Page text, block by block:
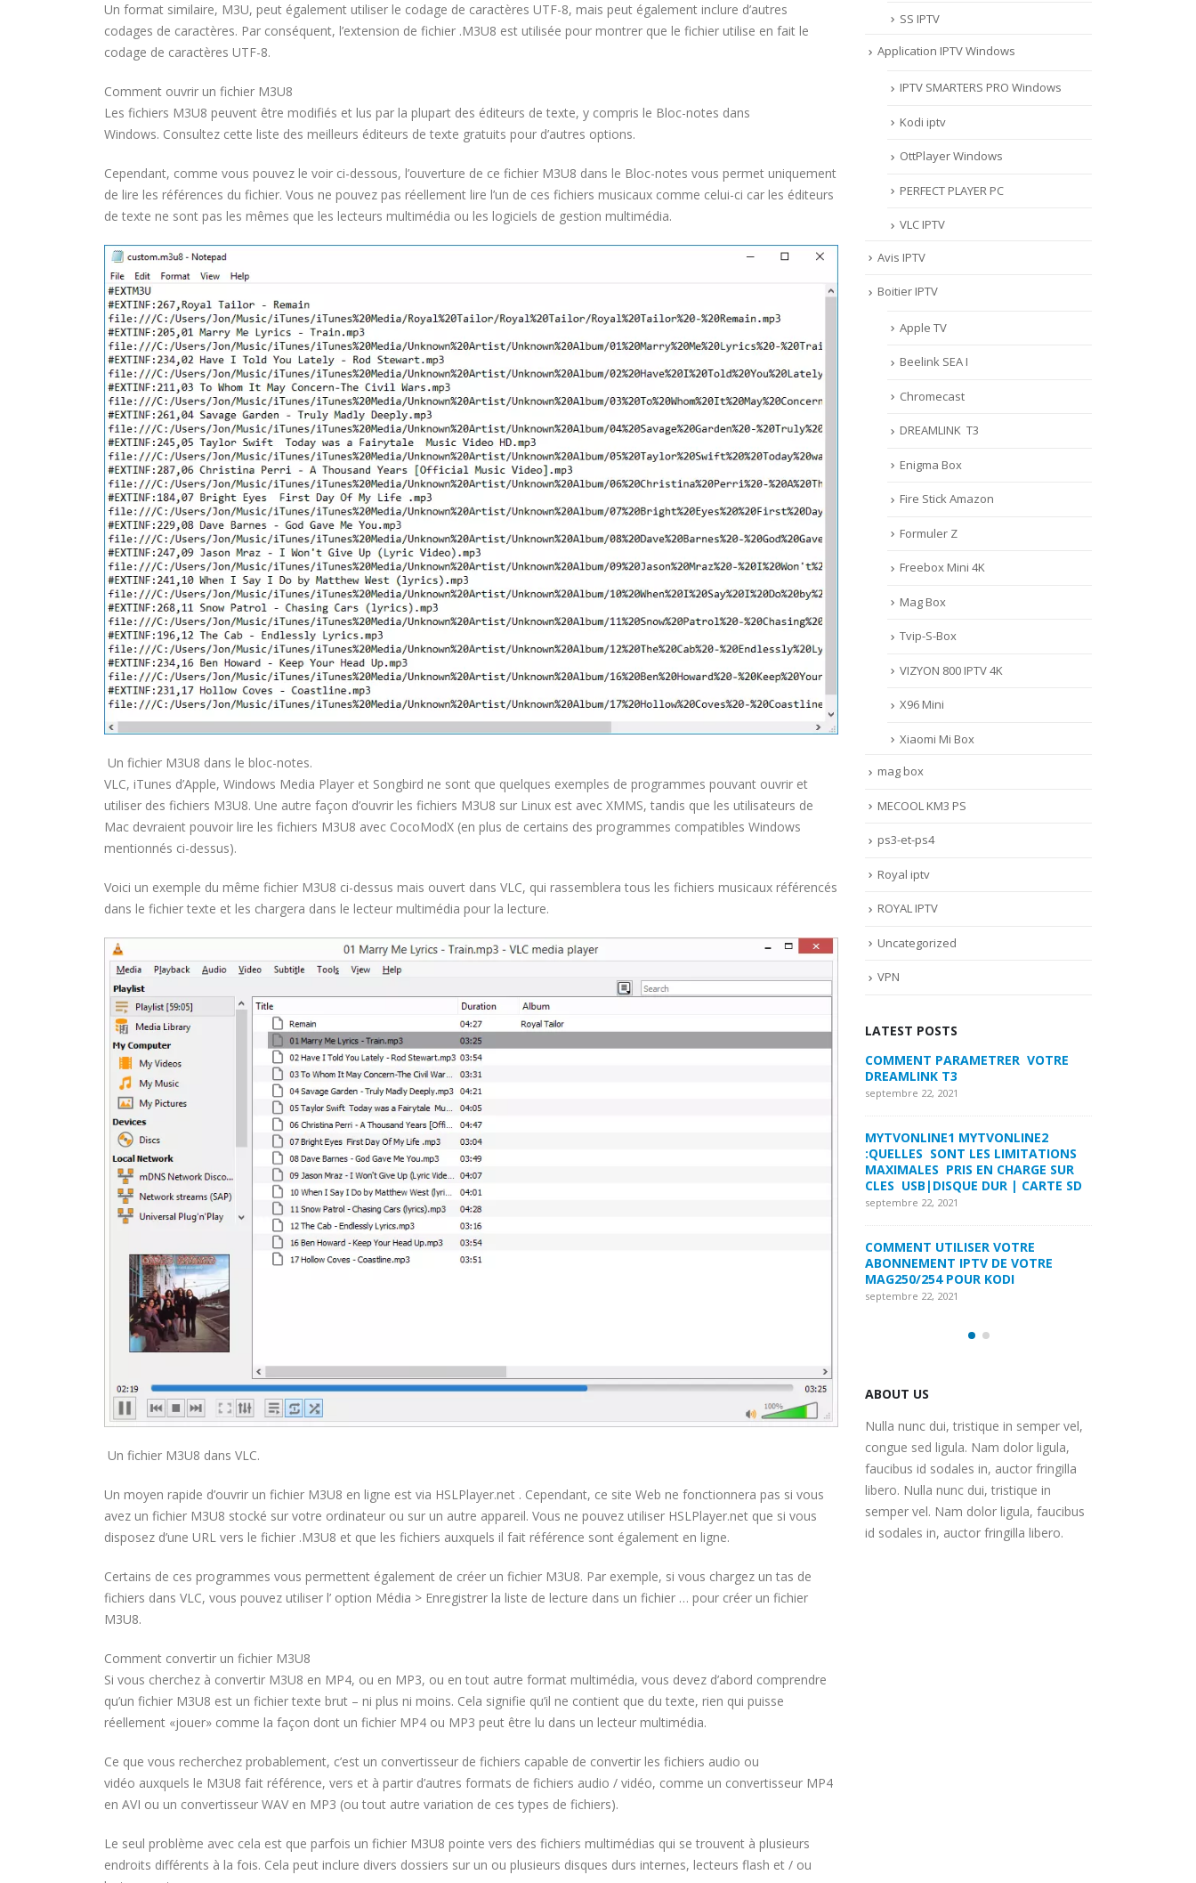
Un format similaire, M3U, peut également utiliser le codage de caractères UTF-8, mais peut également inclure d’autres
codages de caractères. Par conséquent, l’extension de fichier .M3U8 est utilisée pour montrer que le fichier utilise en fait le
codage de caractères UTF-8.
Comment ouvrir un fichier M3U8
Les fichiers M3U8 peuvent être modifiés et lus par la plupart des éditeurs de texte, y compris le Bloc-notes dans
Windows. Consultez cette liste des meilleurs éditeurs de texte gratuits pour d’autres options.
Cependant, comme vous pouvez le voir ci-dessous, l’ouverture de ce fichier M3U8 dans le Bloc-notes vous permet uniquement
de lire les références du fichier. Vous ne pouvez pas réellement lire l’un de ces fichiers musicaux comme celui-ci car les éditeurs
de texte ne sont pas les mêmes que les lecteurs multimédia ou les logiciels de gestion multimédia.
Un fichier M3U8 dans le bloc-notes.
VLC, iTunes d’Apple, Windows Media Player et Songbird ne sont que quelques exemples de programmes pouvant ouvrir et
utiliser des fichiers M3U8. Une autre façon d’ouvrir les fichiers M3U8 sur Linux est avec XMMS, tandis que les utilisateurs de
Mac devraient pouvoir lire les fichiers M3U8 avec CocoModX (en plus de certains des programmes compatibles Windows
mentionnés ci-dessus).
Voici un exemple du même fichier M3U8 ci-dessus mais ouvert dans VLC, qui rassemblera tous les fichiers musicaux référencés
dans le fichier texte et les chargera dans le lecteur multimédia pour la lecture.
Un fichier M3U8 dans VLC.
Un moyen rapide d’ouvrir un fichier M3U8 en ligne est via HSLPlayer.net . Cependant, ce site Web ne fonctionnera pas si vous
avez un fichier M3U8 stocké sur votre ordinateur ou sur un autre appareil. Vous ne pouvez utiliser HSLPlayer.net que si vous
disposez d’une URL vers le fichier .M3U8 et que les fichiers auxquels il fait référence sont également en ligne.
Certains de ces programmes vous permettent également de créer un fichier M3U8. Par exemple, si vous chargez un tas de
fichiers dans VLC, vous pouvez utiliser l’ option Média > Enregistrer la liste de lecture dans un fichier … pour créer un fichier
M3U8.
Comment convertir un fichier M3U8
Si vous cherchez à convertir M3U8 en MP4, ou en MP3, ou en tout autre format multimédia, vous devez d’abord comprendre
qu’un fichier M3U8 est un fichier texte brut – ni plus ni moins. Cela signifie qu’il ne contient que du texte, rien qui puisse
réellement «jouer» comme la façon dont un fichier MP4 ou MP3 peut être lu dans un lecteur multimédia.
Ce que vous recherchez probablement, c’est un convertisseur de fichiers capable de convertir les fichiers audio ou
vidéo auxquels le M3U8 fait référence, vers et à partir d’autres formats de fichiers audio / vidéo, comme un convertisseur MP4
en AVI ou un convertisseur WAV en MP3 (ou tout autre variation de ces types de fichiers).
Le seul problème avec cela est que parfois un fichier M3U8 pointe vers des fichiers multimédias qui se trouvent à plusieurs
endroits différents à la fois. Cela peut inclure divers dossiers sur un ou plusieurs disques durs internes, lecteurs flash et / ou
SS IPTV
Application IPTV Windows
IPTV SMARTERS PRO Windows
Kodi iptv
OttPlayer Windows
PERFECT PLAYER PC
VLC IPTV
Avis IPTV
Boitier IPTV
Apple TV
Beelink SEA I
Chromecast
DREAMLINK T3
Enigma Box
Fire Stick Amazon
Formuler Z
Freebox Mini 4K
Mag Box
Tvip-S-Box
VIZYON 800 IPTV 4K
X96 Mini
Xiaomi Mi Box
mag box
MECOOL KM3 PS
ps3-et-ps4
Royal iptv
ROYAL IPTV
Uncategorized
VPN
LATEST POSTS
COMMENT PARAMETRER VOTRE
DREAMLINK T3
MYTVONLINE1 MYTVONLINE2
:QUELLES SONT LES LIMITATIONS
MAXIMALES PRIS EN CHARGE SUR
CLES USB|DISQUE DUR | CARTE SD
septembre 22, 2021
COMMENT UTILISER VOTRE
ABONNEMENT IPTV DE VOTRE
MAG250/254 POUR KODI
septembre 22, 2021
MYTVONLINE2 :CONFIGURATION ET
VERROUILLAGE DES FAVORIS AVEC
LA FORMULER Z8 ET Z ALPHA
septembre 22, 2021
COMMENT SUPPRIMER
L’HISTORIQUE DES LISTES DE
SURVEILLANCE VOD?
septembre 22, 2021
FREEBOX : CHANGER DE CANAL WIFI
POUR OPTIMISER VOTRE
MYTVONLINE2 :CONFIGURATION ET
VERROUILLAGE DES FAVORIS AVEC
LA FORMULER Z8 ET Z ALPHA
COMMENT SUPPRIMER
L’HISTORIQUE DES LISTES DE
SURVEILLANCE VOD?
septembre 22, 2021
FREEBOX : CHANGER DE CANAL WIFI
POUR OPTIMISER VOTRE
CONNECTION INTERNET
septembre 22, 2021
ABOUT US
Nulla nunc dui, tristique in semper vel,
congue sed ligula. Nam dolor ligula,
faucibus id sodales in, auctor fringilla
libero. Nulla nunc dui, tristique in
semper vel. Nam dolor ligula, faucibus
id sodales in, auctor fringilla libero.